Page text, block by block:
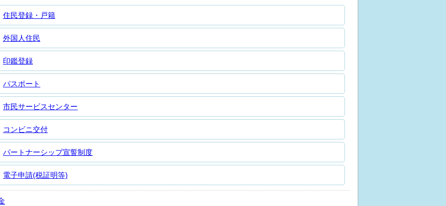
住民登録・戸籍
外国人住民
印鑑登録
パスポート
市民サービスセンター
コンビニ交付
パートナーシップ宣誓制度
電子申請(税証明等)